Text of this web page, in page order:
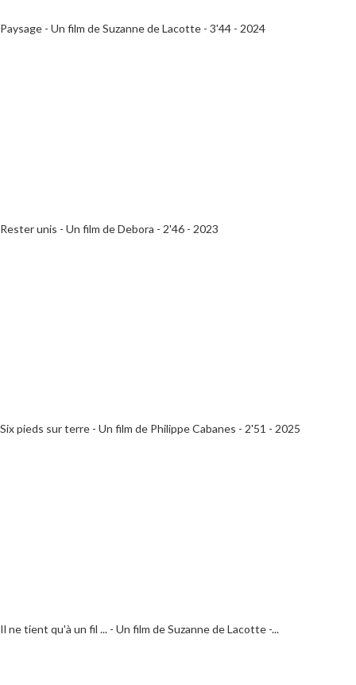
Paysage - Un film de Suzanne de Lacotte - 3'44 - 2024
Rester unis - Un film de Debora - 2'46 - 2023
Six pieds sur terre - Un film de Philippe Cabanes - 2'51 - 2025
Il ne tient qu'à un fil ... - Un film de Suzanne de Lacotte -...